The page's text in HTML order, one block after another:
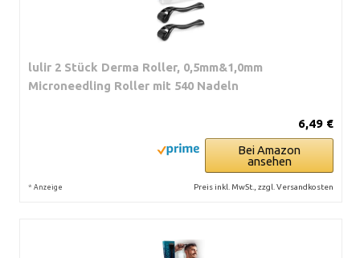
lulir 2 Stück Derma Roller, 0,5mm&1,0mm
Microneedling Roller mit 540 Nadeln
6,49 €
Bei Amazon
ansehen
* Anzeige Preis inkl. MwSt., zzgl. Versandkosten